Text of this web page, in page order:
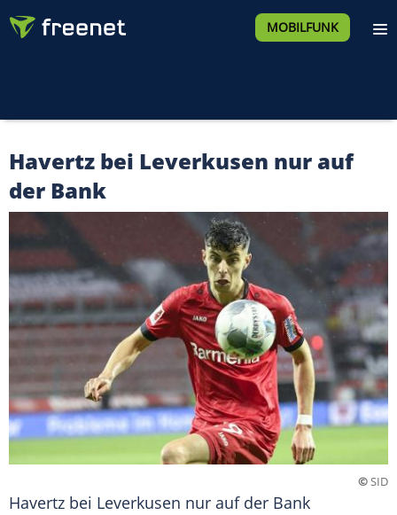
MOBILFUNK
Havertz bei Leverkusen nur auf
der Bank
©SID
Havertz bei Leverkusen nur auf der Bank